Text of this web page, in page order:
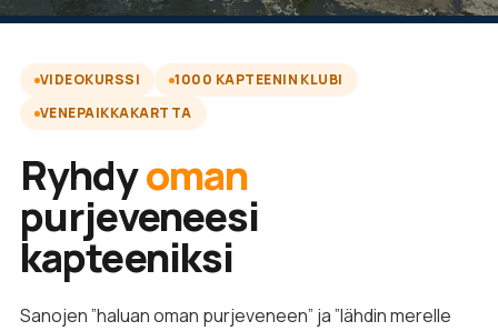
VIDEOKURSSI
1000 KAPTEENIN KLUBI
VENEPAIKKAKARTTA
Ryhdyoman
purjeveneesi
kapteeniksi
Sanojen ”haluan oman purjeveneen” ja ”lähdin merelle